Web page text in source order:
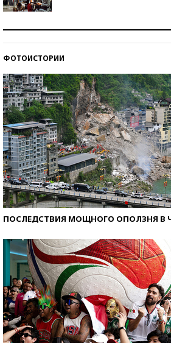
ФОТОИСТОРИИ
ПОСЛЕДСТВИЯ МОЩНОГО ОПОЛЗНЯ В